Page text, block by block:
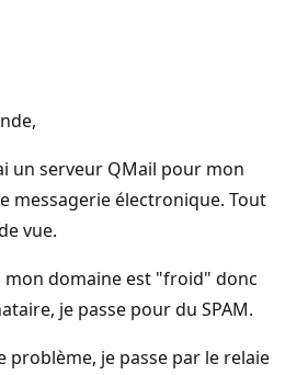
un serveur QMail pour mon
messagerie électronique. Tout
vue.
domaine est "froid" donc
je passe pour du SPAM.
problème, je passe par le relaie